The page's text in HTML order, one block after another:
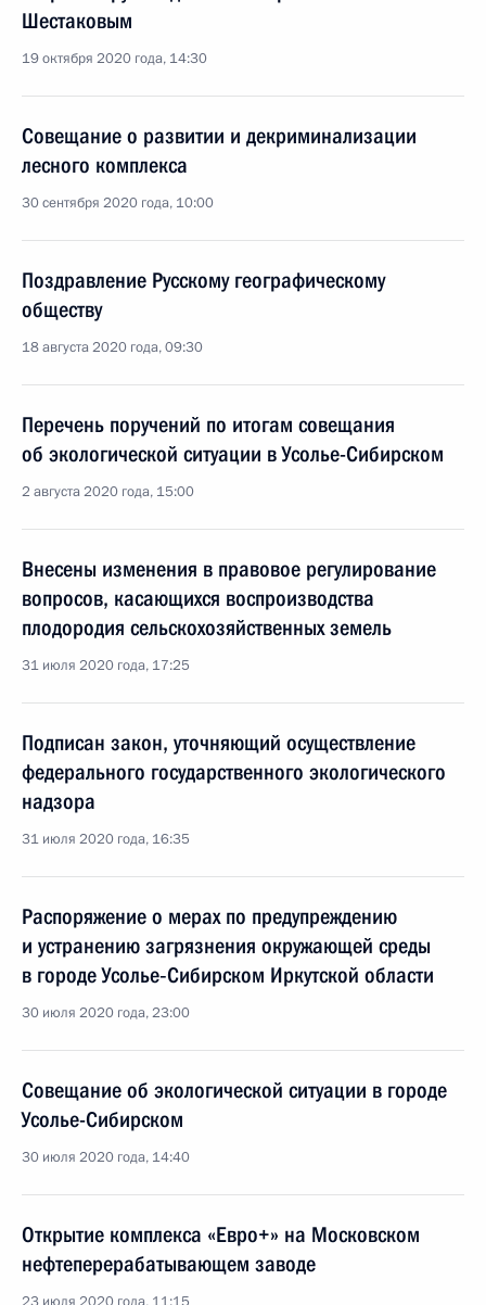
Шестаковым
19 октября 2020 года, 14:30
Совещание о развитии и декриминализации
лесного комплекса
30 сентября 2020 года, 10:00
Поздравление Русскому географическому
обществу
18 августа 2020 года, 09:30
Перечень поручений по итогам совещания
об экологической ситуации в Усолье-Сибирском
2 августа 2020 года, 15:00
Внесены изменения в правовое регулирование
вопросов, касающихся воспроизводства
плодородия сельскохозяйственных земель
31 июля 2020 года, 17:25
Подписан закон, уточняющий осуществление
федерального государственного экологического
надзора
31 июля 2020 года, 16:35
Распоряжение о мерах по предупреждению
и устранению загрязнения окружающей среды
в городе Усолье‑Сибирском Иркутской области
30 июля 2020 года, 23:00
Совещание об экологической ситуации в городе
Усолье-Сибирском
30 июля 2020 года, 14:40
Открытие комплекса «Евро+» на Московском
нефтеперерабатывающем заводе